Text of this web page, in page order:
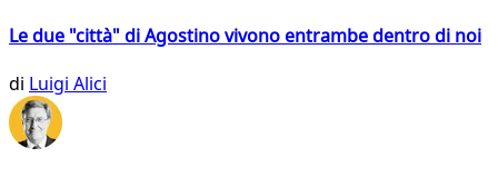
Le due "città" di Agostino vivono entrambe dentro di noi
di Luigi Alici